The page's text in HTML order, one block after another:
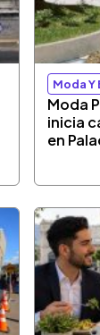
Moda Y
Moda
inicia
en